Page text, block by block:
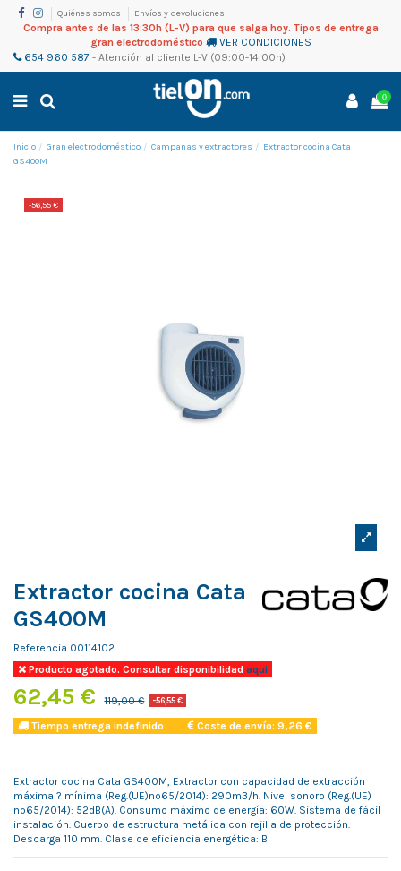
Quiénes somos Envíos y devoluciones
Compra antes de las 13:30h (L-V) para que salga hoy. Tipos de entrega
gran electrodoméstico
VER CONDICIONES
654 960 587 - Atención al cliente L-V (09:00-14:00h)
0
Inicio Gran electrodoméstico Campanas y extractores
Extractor cocina Cata
GS400M
-56,55 €
Extractor cocina Cata
GS400M
Referencia 00114102
Producto agotado. Consultar disponibilidadaqui
62,45 € 119,00 € -56,55 €
Tiempo entrega indefinido Coste de envío: 9,26 €
Extractor cocina Cata GS400M, Extractor con capacidad de extracción
máxima ? mínima (Reg.(UE)nº65/2014): 290m3/h. Nivel sonoro (Reg.(UE)
nº65/2014): 52dB(A). Consumo máximo de energía: 60W. Sistema de fácil
instalación. Cuerpo de estructura metálica con rejilla de protección.
Descarga 110 mm. Clase de eficiencia energética: B